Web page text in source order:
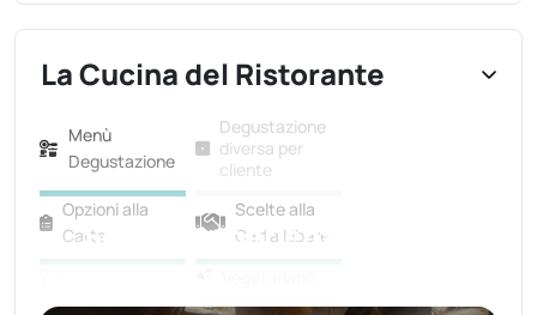
La Cucina del Ristorante
Menù
Degustazione
Degustazione
diversa per
cliente
Opzioni alla
Carta
Scelte alla
Carta Libere
Scopri l'esperienza